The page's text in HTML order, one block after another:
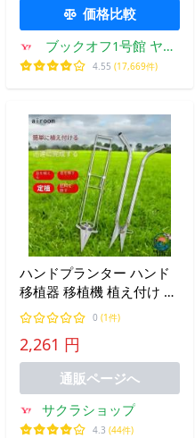
価格比較
ブックオフ1号館 ヤフ
ーショッピング店
4.55 (17,669件)
ハンドプランター ハンド
移植器 移植機 植え付け 育
苗 苗植え 軽量 手軽 畑 移
植栽培 簡単 ガーデニング
家庭菜園 穴あけ器 使いや
すい おすすめ
0 (1件)
2,261 円
通販ページへ
サクラショップ
4.3 (44件)